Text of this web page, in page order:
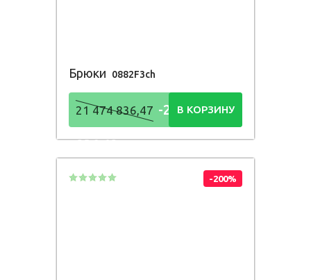
Брюки 0882F3ch
21 474 836,47 -21 474
836,48Р
В КОРЗИНУ
-200%